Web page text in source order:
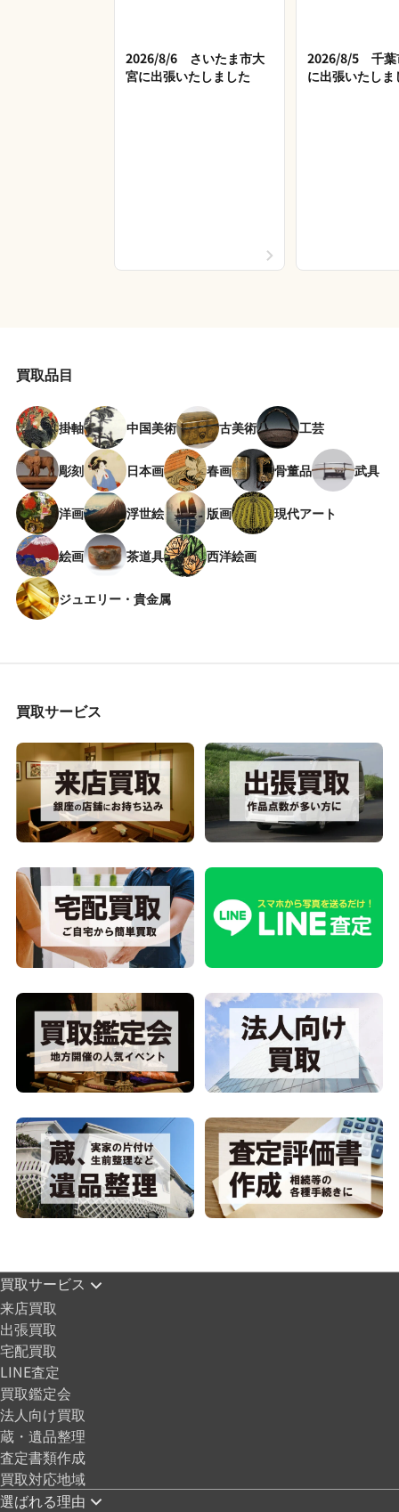
2026/8/6 さいたま市大
宮に出張いたしました
2026/8/5 千葉
に出張いたしま
買取品目
掛軸 中国美術 古美術 工芸
彫刻 日本画 春画 骨董品 武具
洋画 浮世絵 版画 現代アート
絵画 茶道具 西洋絵画
ジュエリー・貴金属
買取サービス
買取サービス
来店買取
出張買取
宅配買取
LINE査定
買取鑑定会
法人向け買取
蔵・遺品整理
査定書類作成
買取対応地域
選ばれる理由